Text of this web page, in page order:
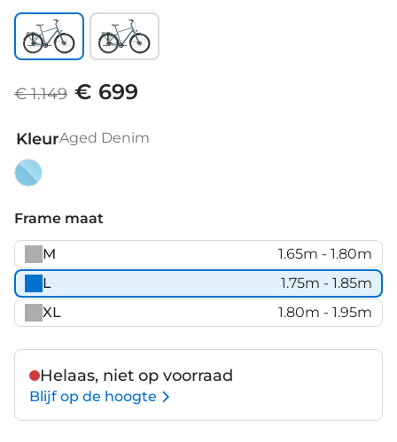
€ 1.149 € 699
KleurAged Denim
Denim
Frame maat
M
1.65m - 1.80m
L
1.75m - 1.85m
XL
1.80m - 1.95m
Helaas, niet op voorraad
Blijf op de hoogte